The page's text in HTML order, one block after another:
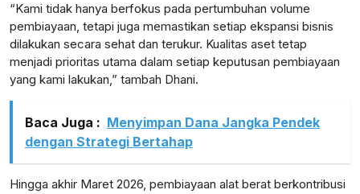
“Kami tidak hanya berfokus pada pertumbuhan volume
pembiayaan, tetapi juga memastikan setiap ekspansi bisnis
dilakukan secara sehat dan terukur. Kualitas aset tetap
menjadi prioritas utama dalam setiap keputusan pembiayaan
yang kami lakukan,” tambah Dhani.
Baca Juga : Menyimpan Dana Jangka Pendek
dengan Strategi Bertahap
Hingga akhir Maret 2026, pembiayaan alat berat berkontribusi